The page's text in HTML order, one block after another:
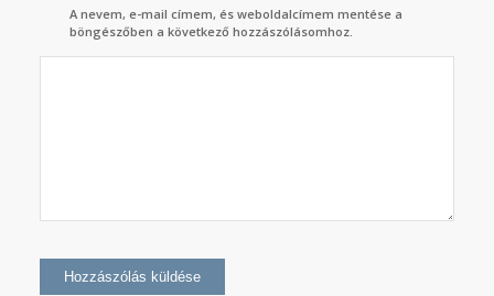
A nevem, e-mail címem, és weboldalcímem mentése a
böngészőben a következő hozzászólásomhoz.